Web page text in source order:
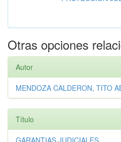
Otras opciones
Autor
MENDOZA CALDERON, TITO
Título
GARANTIAS JUDICIALES